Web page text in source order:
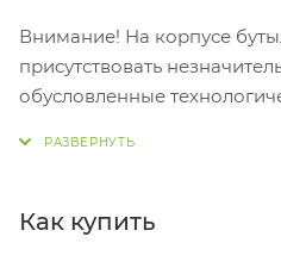
Внимание! На корпусе
присутствовать
обусловленные
со шнурком для удобства
Как купить